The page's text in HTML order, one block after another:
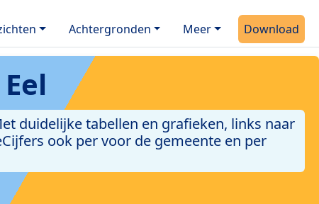
Achtergronden Meer Download
duidelijke tabellen en grafieken, links naar
ook per voor de gemeente en per